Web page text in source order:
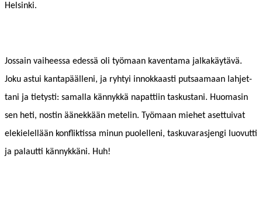
Helsinki.
Jos­sain vai­heessa edessä oli työ­maan kaven­ta­ma jalka­käytävä.
Joku astui kan­tapääl­leni, ja ryhtyi innokkaasti put­saa­maan lah­jet­
tani ja tietysti: samal­la kän­nykkä nap­at­ti­in taskus­tani. Huo­masin
sen heti, nos­tin äänekkään metelin. Työ­maan miehet aset­tui­v­at
elekielel­lään kon­flik­tis­sa min­un puolel­leni, tasku­varas­jen­gi luovut­ti
ja palaut­ti kän­nykkäni. Huh!